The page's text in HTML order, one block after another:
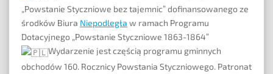
„Powstanie Styczniowe bez tajemnic” dofinansowanego ze
środków Biura Niepodległa w ramach Programu
Dotacyjnego „Powstanie Styczniowe 1863-1864”
Wydarzenie jest częścią programu gminnych
obchodów 160. Rocznicy Powstania Styczniowego. Patronat